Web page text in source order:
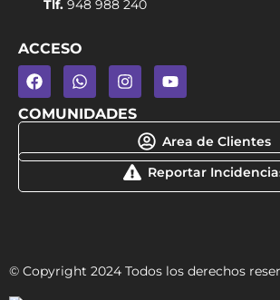
Tlf. 948 988 240
ACCESO
COMUNIDADES
Area de Clientes
Reportar
© Copyright 2024 Todos los derechos